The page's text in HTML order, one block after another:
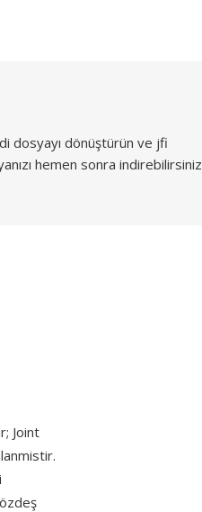
dosyayı dönüştürün ve jfi
hemen sonra indirebilirsiniz
Joint